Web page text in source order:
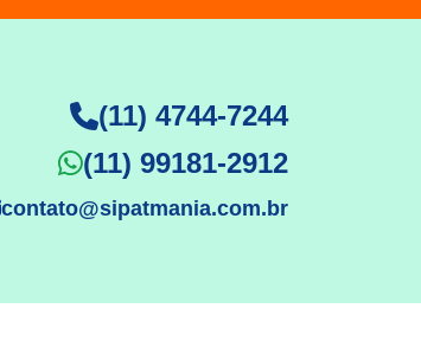
(11) 4744-7244
(11) 99181-2912
contato@sipatmania.com.br